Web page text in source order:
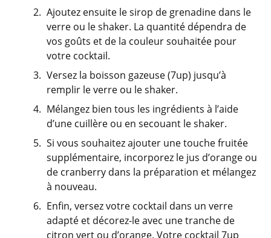
Ajoutez ensuite le sirop de grenadine dans le
verre ou le shaker. La quantité dépendra de
vos goûts et de la couleur souhaitée pour
votre cocktail.
Versez la boisson gazeuse (7up) jusqu’à
remplir le verre ou le shaker.
Mélangez bien tous les ingrédients à l’aide
d’une cuillère ou en secouant le shaker.
Si vous souhaitez ajouter une touche fruitée
supplémentaire, incorporez le jus d’orange ou
de cranberry dans la préparation et mélangez
à nouveau.
Enfin, versez votre cocktail dans un verre
adapté et décorez-le avec une tranche de
citron vert ou d’orange. Votre cocktail 7up